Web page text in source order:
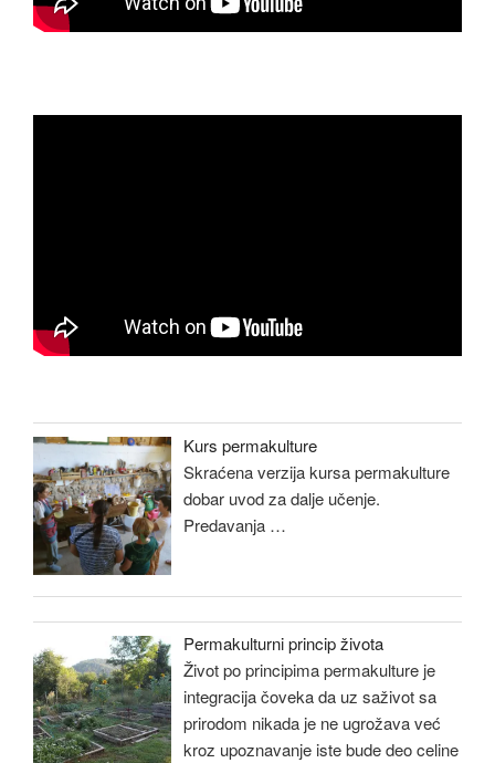
Kurs permakulture
Skraćena verzija kursa permakulture
dobar uvod za dalje učenje.
Predavanja …
Permakulturni princip života
Život po principima permakulture je
integracija čoveka da uz saživot sa
prirodom nikada je ne ugrožava već
kroz upoznavanje iste bude deo celine